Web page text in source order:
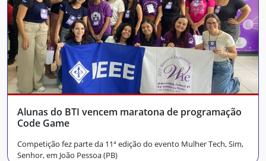
Alunas do BTI vencem maratona de programação
Code Game
Competição fez parte da 11ª edição do evento Mulher Tech, Sim,
Senhor, em João Pessoa (PB)